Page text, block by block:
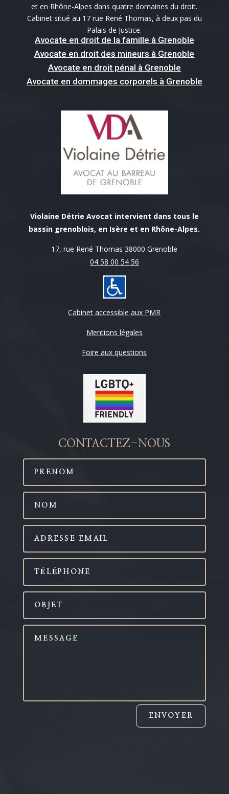
et en Rhône-Alpes dans quatre domaines du droit.
Cabinet situé au 17 rue René Thomas, à deux pas du
Palais de Justice.
Avocate en droit de la famille à Grenoble
Avocate en droit des mineurs à Grenoble
Avocate en droit pénal à Grenoble
Avocate en dommages corporels à Grenoble
Violaine Détrie Avocat intervient dans tous le
bassin grenoblois, en Isère et en Rhône-Alpes.
17, rue René Thomas 38000 Grenoble
04 58 00 54 56
Cabinet accessible aux PMR
Mentions légales
Foire aux questions
CONTACTEZ-NOUS
ENVOYER